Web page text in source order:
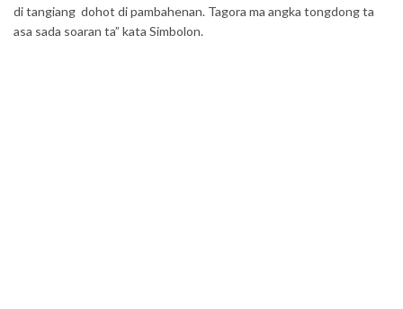
di tangiang dohot di pambahenan. Tagora ma angka tongdong ta
asa sada soaran ta” kata Simbolon.